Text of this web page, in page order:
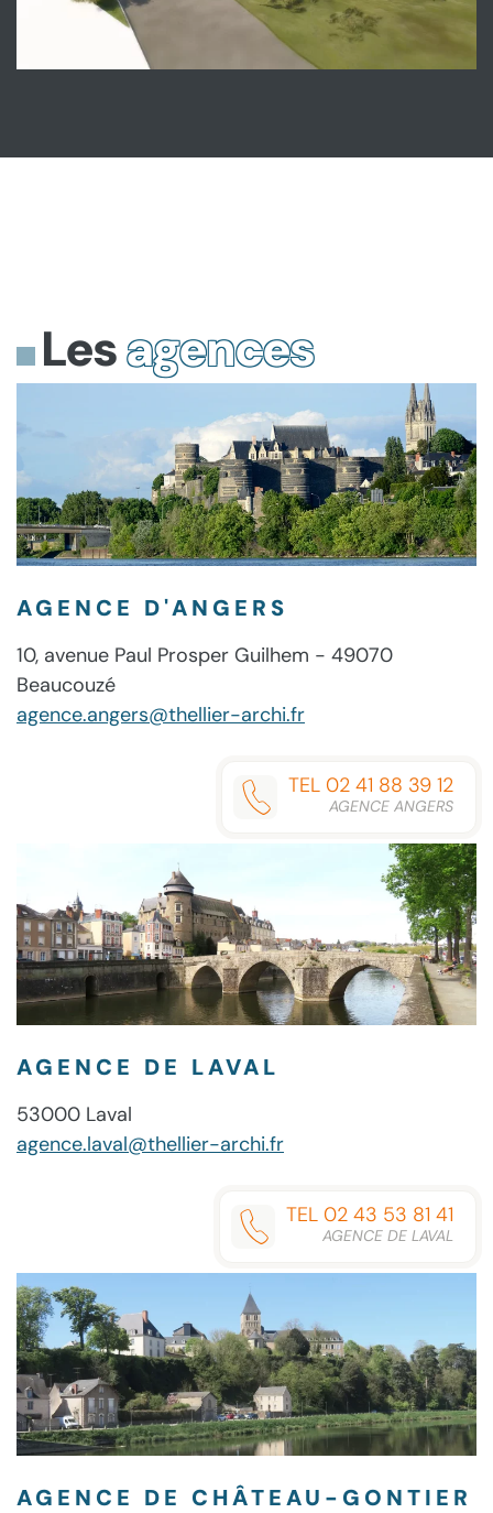
Lesagences
AGENCE D'ANGERS
10, avenue Paul Prosper Guilhem - 49070
Beaucouzé
agence.angers@thellier-archi.fr
TEL 02 41 88 39 12
AGENCE ANGERS
AGENCE DE LAVAL
53000 Laval
agence.laval@thellier-archi.fr
TEL 02 43 53 81 41
AGENCE DE LAVAL
AGENCE DE CHÂTEAU-GONTIER